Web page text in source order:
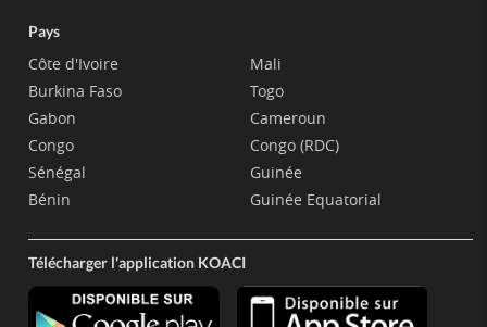
Pays
Côte d'Ivoire
Burkina Faso
Gabon
Congo
Sénégal
Bénin
Mali
Togo
Cameroun
Congo (RDC)
Guinée
Guinée Equatorial
Télécharger l'application KOACI